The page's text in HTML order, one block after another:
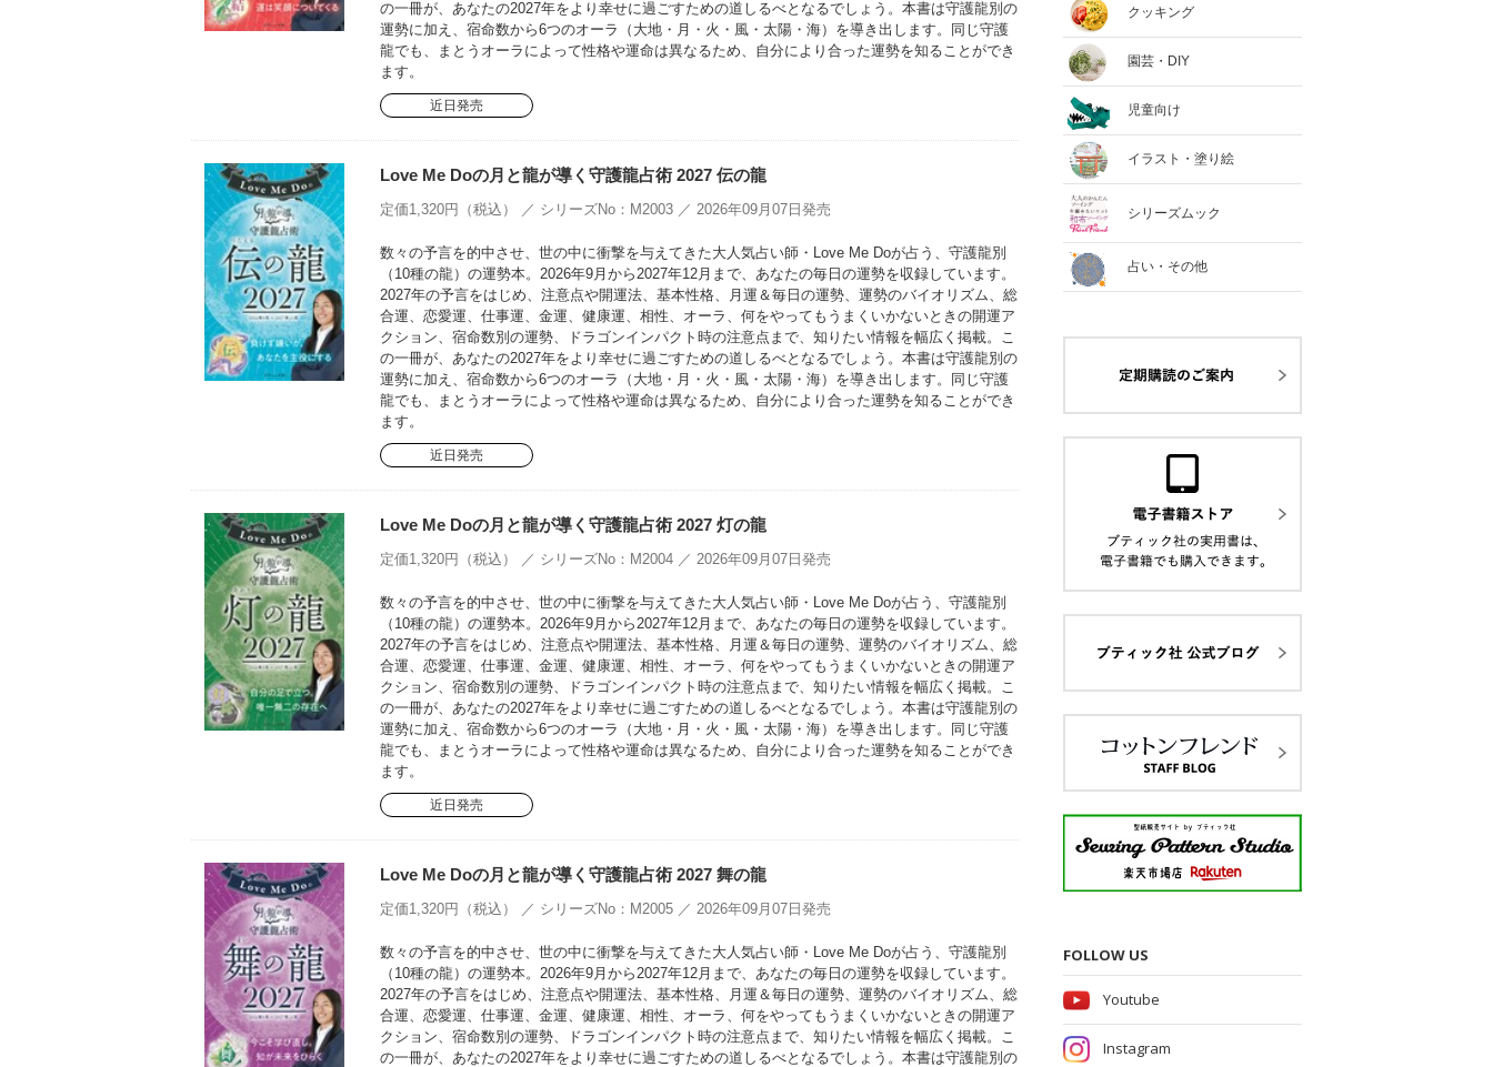
の一冊が、あなたの2027年をより幸せに過ごすための道しるべとなるでしょう。本書は守護龍別の
運勢に加え、宿命数から6つのオーラ（大地・月・火・風・太陽・海）を導き出します。同じ守護
龍でも、まとうオーラによって性格や運命は異なるため、自分により合った運勢を知ることができ
ます。
近日発売
Love Me Doの月と龍が導く守護龍占術 2027 伝の龍
定価1,320円（税込） ／ シリーズNo：M2003 ／ 2026年09月07日発売
数々の予言を的中させ、世の中に衝撃を与えてきた大人気占い師・Love Me Doが占う、守護龍別
（10種の龍）の運勢本。2026年9月から2027年12月まで、あなたの毎日の運勢を収録しています。
2027年の予言をはじめ、注意点や開運法、基本性格、月運＆毎日の運勢、運勢のバイオリズム、総
合運、恋愛運、仕事運、金運、健康運、相性、オーラ、何をやってもうまくいかないときの開運ア
クション、宿命数別の運勢、ドラゴンインパクト時の注意点まで、知りたい情報を幅広く掲載。こ
の一冊が、あなたの2027年をより幸せに過ごすための道しるべとなるでしょう。本書は守護龍別の
運勢に加え、宿命数から6つのオーラ（大地・月・火・風・太陽・海）を導き出します。同じ守護
龍でも、まとうオーラによって性格や運命は異なるため、自分により合った運勢を知ることができ
ます。
近日発売
Love Me Doの月と龍が導く守護龍占術 2027 灯の龍
定価1,320円（税込） ／ シリーズNo：M2004 ／ 2026年09月07日発売
数々の予言を的中させ、世の中に衝撃を与えてきた大人気占い師・Love Me Doが占う、守護龍別
（10種の龍）の運勢本。2026年9月から2027年12月まで、あなたの毎日の運勢を収録しています。
2027年の予言をはじめ、注意点や開運法、基本性格、月運＆毎日の運勢、運勢のバイオリズム、総
合運、恋愛運、仕事運、金運、健康運、相性、オーラ、何をやってもうまくいかないときの開運ア
クション、宿命数別の運勢、ドラゴンインパクト時の注意点まで、知りたい情報を幅広く掲載。こ
の一冊が、あなたの2027年をより幸せに過ごすための道しるべとなるでしょう。本書は守護龍別の
運勢に加え、宿命数から6つのオーラ（大地・月・火・風・太陽・海）を導き出します。同じ守護
龍でも、まとうオーラによって性格や運命は異なるため、自分により合った運勢を知ることができ
ます。
近日発売
Love Me Doの月と龍が導く守護龍占術 2027 舞の龍
定価1,320円（税込） ／ シリーズNo：M2005 ／ 2026年09月07日発売
数々の予言を的中させ、世の中に衝撃を与えてきた大人気占い師・Love Me Doが占う、守護龍別
（10種の龍）の運勢本。2026年9月から2027年12月まで、あなたの毎日の運勢を収録しています。
2027年の予言をはじめ、注意点や開運法、基本性格、月運＆毎日の運勢、運勢のバイオリズム、総
合運、恋愛運、仕事運、金運、健康運、相性、オーラ、何をやってもうまくいかないときの開運ア
クション、宿命数別の運勢、ドラゴンインパクト時の注意点まで、知りたい情報を幅広く掲載。こ
の一冊が、あなたの2027年をより幸せに過ごすための道しるべとなるでしょう。本書は守護龍別の
クッキング
園芸・DIY
児童向け
イラスト・塗り絵
シリーズムック
占い・その他
FOLLOW US
Youtube
Instagram